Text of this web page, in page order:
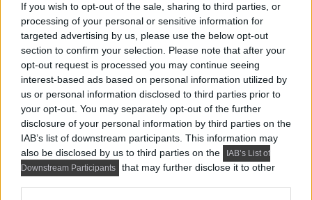
If you wish to opt-out of the sale, sharing to third parties, or
processing of your personal or sensitive information for
targeted advertising by us, please use the below opt-out
section to confirm your selection. Please note that after your
opt-out request is processed you may continue seeing
interest-based ads based on personal information utilized by
us or personal information disclosed to third parties prior to
your opt-out. You may separately opt-out of the further
disclosure of your personal information by third parties on the
IAB’s list of downstream participants. This information may
also be disclosed by us to third parties on the
IAB’s List of
Downstream Participants
that may further disclose it to other
Kellemes színek, elegáns, otthonos
lakberendezés 87nm-en
Hírek, trend, stílus és design
Ezek a cikkek is érdekelhetnek: